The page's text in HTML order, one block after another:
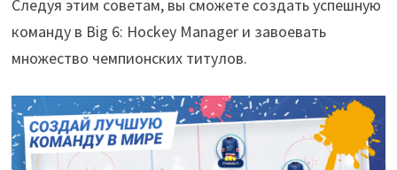
Следуя этим советам, вы сможете создать успешную
команду в Big 6: Hockey Manager и завоевать
множество чемпионских титулов.